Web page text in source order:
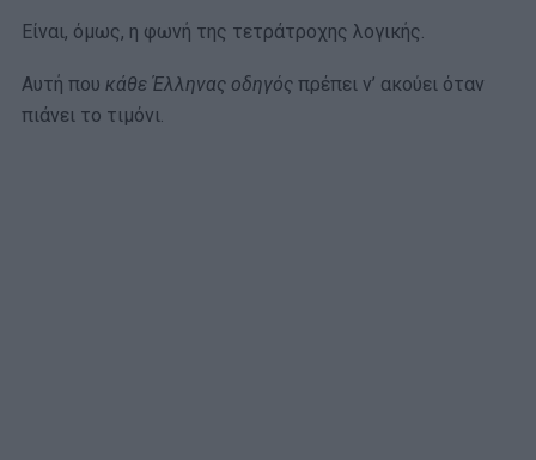
Είναι, όμως, η φωνή της τετράτροχης λογικής.
Αυτή που κάθε Έλληνας οδηγός πρέπει ν’ ακούει όταν
πιάνει το τιμόνι.